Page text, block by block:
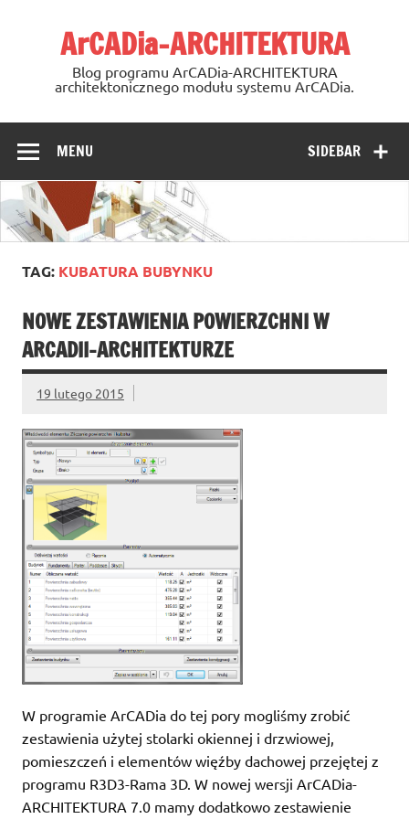
ArCADia-ARCHITEKTURA
Blog programu ArCADia-ARCHITEKTURA
architektonicznego modułu systemu ArCADia.
SIDEBAR
MENU
TAG: KUBATURA BUBYNKU
NOWE ZESTAWIENIA POWIERZCHNI W
ARCADII-ARCHITEKTURZE
19 lutego 2015
W programie ArCADia do tej pory mogliśmy zrobić
zestawienia użytej stolarki okiennej i drzwiowej,
pomieszczeń i elementów więźby dachowej przejętej z
programu R3D3-Rama 3D. W nowej wersji ArCADia-
ARCHITEKTURA 7.0 mamy dodatkowo zestawienie